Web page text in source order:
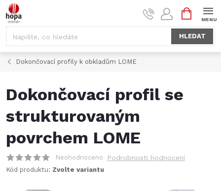
Přejít
na
HLEDAT
NÁKUPNÍ
KOŠÍK
Dokončovací profily k obkladům LOME
Dokončovací­ profil se
strukturovaným
povrchem LOME
Neohodnoceno Podrobnosti hodnocení
Kód produktu: Zvolte variantu